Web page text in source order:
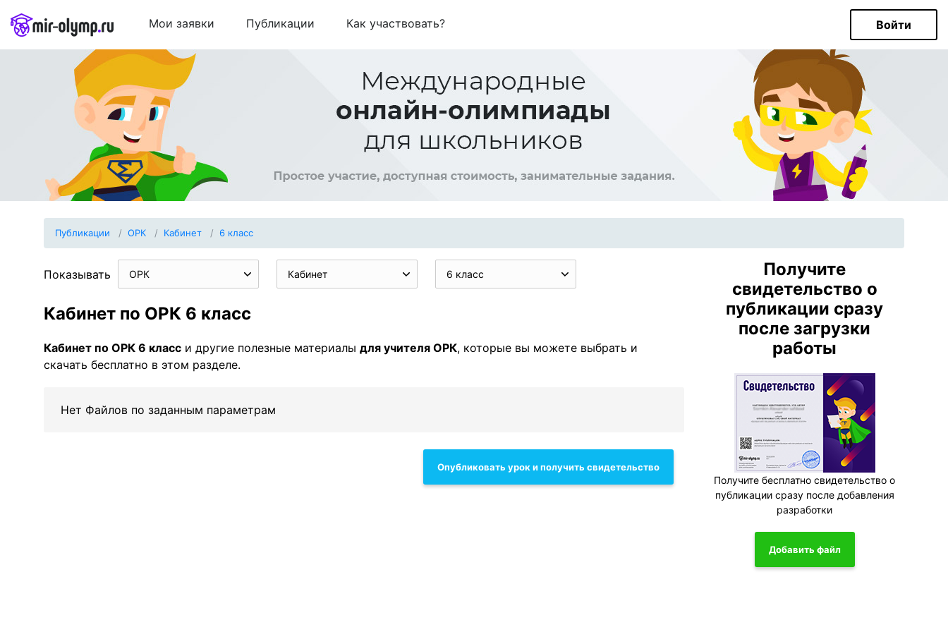
Мои заявки Публикации Как участвовать? Войти
Публикации ОРК Кабинет 6 класс
Показывать ОРК Кабинет 6 класс
Кабинет по ОРК 6 класс
Кабинет по ОРК 6 класс и другие полезные материалы для учителя ОРК, которые вы можете выбрать и
скачать бесплатно в этом разделе.
Нет Файлов по заданным параметрам
Опубликовать урок и получить свидетельство
Получите
свидетельство о
публикации сразу
после загрузки
работы
Получите бесплатно свидетельство о
публикации сразу после добавления
разработки
Добавить файл